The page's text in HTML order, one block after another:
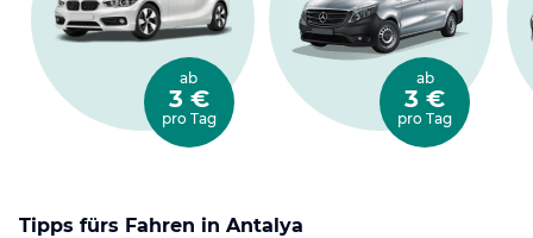
ab
3 €
pro Tag
ab
3 €
pro Tag
Tipps fürs Fahren in Antalya